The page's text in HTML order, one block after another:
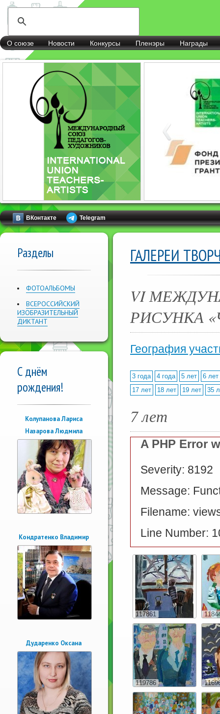
О союзе Новости Конкурсы Пленэры Награды
ВКонтакте Telegram
Разделы
ФОТОАЛЬБОМЫ
ВСЕРОССИЙСКИЙ
ИЗОБРАЗИТЕЛЬНЫЙ
ДИКТАНТ
С днём
рождения!
Колупанова Лариса
Назарова Людмила
Кондратенко Владимир
Дударенко Оксана
ГАЛЕРЕИ
VI
РИСУНКА
География
3 года 4 года 5 лет
6 лет
17 лет
18 лет 19 лет 35
7 лет
A PHP Error
Severity: 8192
Message:
Filename:
Line Number:
117861
119786